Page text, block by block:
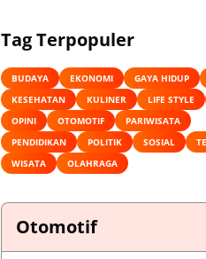
Tag Terpopuler
BUDAYA EKONOMI GAYA HIDUP
KESEHATAN
KULINER LIFE STYLE
OPINI
OTOMOTIF
PARIWISATA
PENDIDIKAN
POLITIK SOSIAL
WISATA
OLAHRAGA
Otomotif